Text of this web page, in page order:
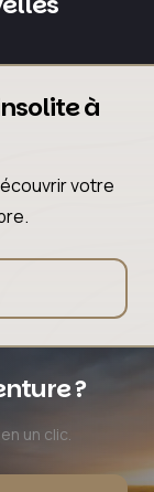
à
votre
?
un clic.